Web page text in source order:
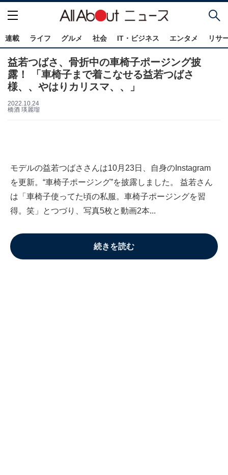
連載 ライフ グルメ 社会 IT・ビジネス エンタメ リサ
益若つばさ、骨折中の車椅子ポージング披
露！ 「車椅子まで着こなせる益若つばさ
様、、やはりカリスマ、、」
2022.10.24
橋酒 瑛麗瑠
モデルの益若つばささんは10月23日、自身のInstagram
を更新。“車椅子ポージング”を披露しました。 益若さん
は「車椅子使ってた頃の私服。車椅子ポージングを習
得。笑」とつづり、写真5枚と動画2本...
続きを読む